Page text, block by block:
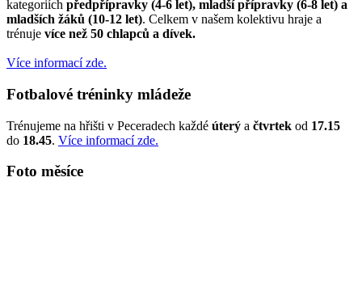
kategoriích předpřípravky (4-6 let), mladší přípravky (6-8 let) a
mladších žáků (10-12 let). Celkem v našem kolektivu hraje a
trénuje více než 50 chlapců a dívek.
Více informací zde.
Fotbalové tréninky mládeže
Trénujeme na hřišti v Peceradech každé úterý a čtvrtek od 17.15
do 18.45. Více informací zde.
Foto měsíce